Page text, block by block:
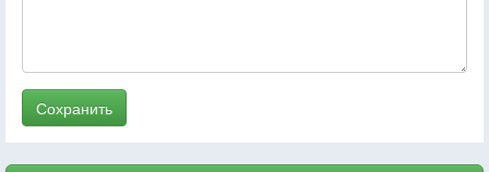
Сохранить